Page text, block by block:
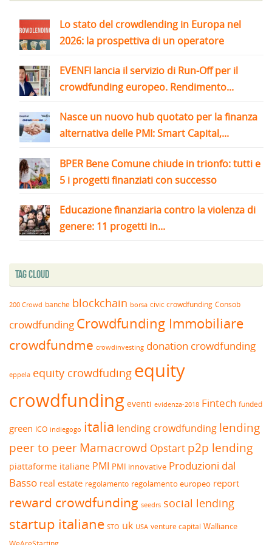
Lo stato del crowdlending in Europa nel
2026: la prospettiva di un operatore
EVENFI lancia il servizio di Run-Off per il
crowdfunding europeo. Rendimento...
Nasce un nuovo hub quotato per la finanza
alternativa delle PMI: Smart Capital,...
BPER Bene Comune chiude in trionfo: tutti e
5 i progetti finanziati con successo
Educazione finanziaria contro la violenza di
genere: 11 progetti in...
Tag Cloud
200 Crowd banche blockchain borsa civic crowdfunding Consob
crowdfunding Crowdfunding Immobiliare
crowdfundme crowdinvesting donation crowdfunding
eppela equity crowdfuding equity
crowdfunding eventi evidenza-2018 Fintech funded
green ICO indiegogo italia lending crowdfunding lending
peer to peerMamacrowd Opstart p2p lending
piattaforme italiane PMI PMI innovative Produzioni dal
Basso real estate regolamento regolamento europeo report
reward crowdfunding seedrs social lending
startup italiane STO uk USA venture capital Walliance